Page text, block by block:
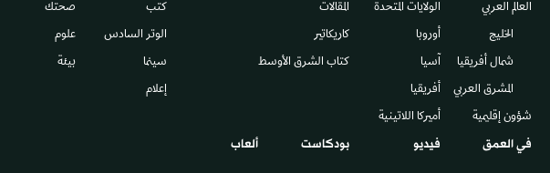
العالم العربي
الخليج
شمال أفريقيا
المشرق العربي
شؤون إقليمية
الولايات المتحدة
أوروبا
آسيا
أفريقيا
أميركا اللاتينية
المقالات
كاريكاتير
كتاب الشرق الأوسط
كتب
الوتر السادس​
سينما
إعلام
صحتك
علوم
بيئة
في العمق فيديو بودكاست ألعاب